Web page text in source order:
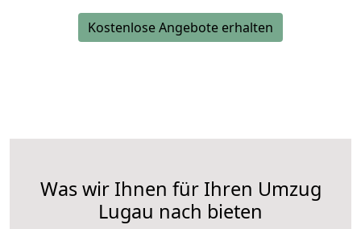
Kostenlose Angebote erhalten
Was wir Ihnen für Ihren Umzug
Lugau nach bieten